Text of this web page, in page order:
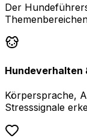
Der
Hundeverhalten
Körpersprache,
Stresssignale